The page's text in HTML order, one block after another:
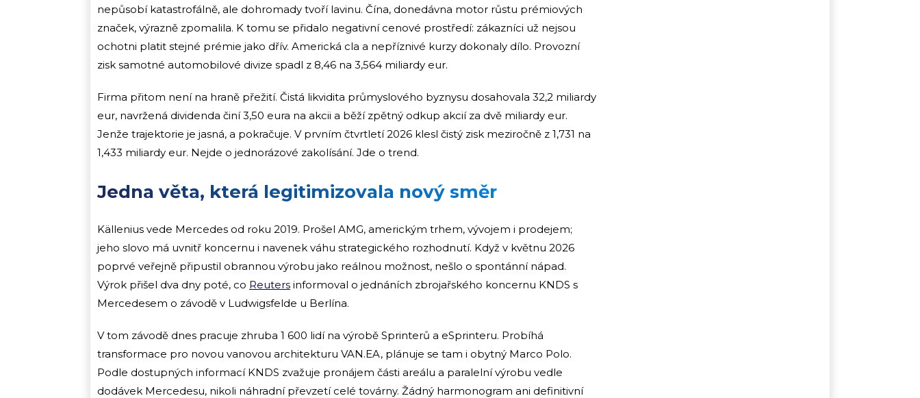
nepůsobí katastrofálně, ale dohromady tvoří lavinu. Čína, donedávna motor růstu prémiových
značek, výrazně zpomalila. K tomu se přidalo negativní cenové prostředí: zákazníci už nejsou
ochotni platit stejné prémie jako dřív. Americká cla a nepříznivé kurzy dokonaly dílo. Provozní
zisk samotné automobilové divize spadl z 8,46 na 3,564 miliardy eur.
Firma přitom není na hraně přežití. Čistá likvidita průmyslového byznysu dosahovala 32,2 miliardy
eur, navržená dividenda činí 3,50 eura na akcii a běží zpětný odkup akcií za dvě miliardy eur.
Jenže trajektorie je jasná, a pokračuje. V prvním čtvrtletí 2026 klesl čistý zisk meziročně z 1,731 na
1,433 miliardy eur. Nejde o jednorázové zakolísání. Jde o trend.
Jedna věta, která legitimizovala nový směr
Källenius vede Mercedes od roku 2019. Prošel AMG, americkým trhem, vývojem i prodejem;
jeho slovo má uvnitř koncernu i navenek váhu strategického rozhodnutí. Když v květnu 2026
poprvé veřejně připustil obrannou výrobu jako reálnou možnost, nešlo o spontánní nápad.
Výrok přišel dva dny poté, co Reuters informoval o jednáních zbrojařského koncernu KNDS s
Mercedesem o závodě v Ludwigsfelde u Berlína.
V tom závodě dnes pracuje zhruba 1 600 lidí na výrobě Sprinterů a eSprinteru. Probíhá
transformace pro novou vanovou architekturu VAN.EA, plánuje se tam i obytný Marco Polo.
Podle dostupných informací KNDS zvažuje pronájem části areálu a paralelní výrobu vedle
dodávek Mercedesu, nikoli náhradní převzetí celé továrny. Žádný harmonogram ani definitivní